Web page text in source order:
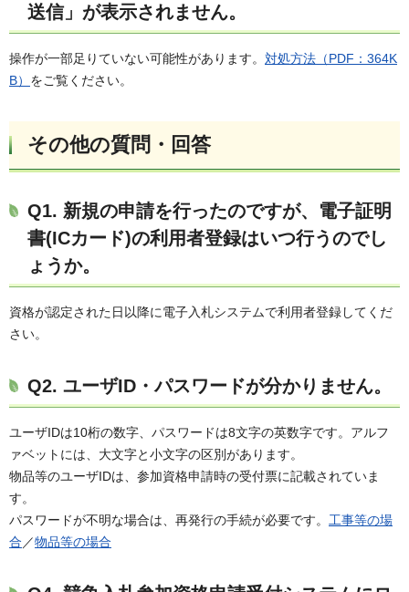
送信」が表示されません。
操作が一部足りていない可能性があります。 対処方法（PDF：364K
B） をご覧ください。
その他の質問・回答
Q1. 新規の申請を行ったのですが、電子証明
書(ICカード)の利用者登録はいつ行うのでし
ょうか。
資格が認定された日以降に電子入札システムで利用者登録してくだ
さい。
Q2. ユーザID・パスワードが分かりません。
ユーザIDは10桁の数字、パスワードは8文字の英数字です。アルフ
ァベットには、大文字と小文字の区別があります。
物品等のユーザIDは、参加資格申請時の受付票に記載されていま
す。
パスワードが不明な場合は、再発行の手続が必要です。 工事等の場
合 ／物品等の場合